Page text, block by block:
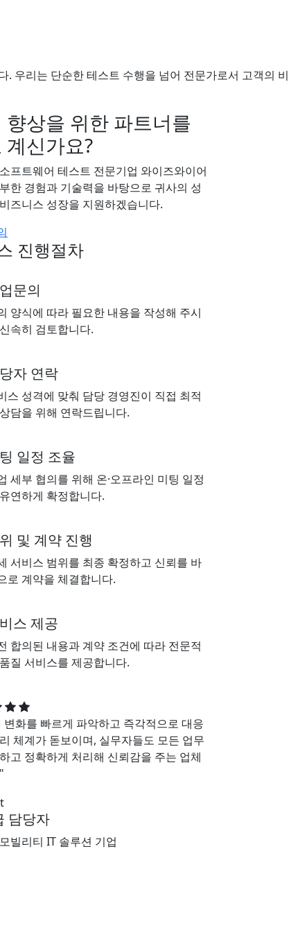
우리는 단순한 테스트 수행을 넘어 전문가로서 고객의 비
향상을 위한 파트너를
계신가요?
프트웨어 테스트 전문기업 와이즈와이어
한 경험과 기술력을 바탕으로 귀사의 성
즈니스 성장을 지원하겠습니다.
진행절차
문의
양식에 따라 필요한 내용을 작성해 주시
속히 검토합니다.
자 연락
스 성격에 맞춰 담당 경영진이 직접 최적
담을 위해 연락드립니다.
일정 조율
세부 협의를 위해 온·오프라인 미팅 일정
연하게 확정합니다.
및 계약 진행
서비스 범위를 최종 확정하고 신뢰를 바
로 계약을 체결합니다.
스 제공
합의된 내용과 계약 조건에 따라 전문적
질 서비스를 제공합니다.
변화를 빠르게 파악하고 즉각적으로 대응
체계가 돋보이며, 실무자들도 모든 업무
고 정확하게 처리해 신뢰감을 주는 업체
담당자
빌리티 IT 솔루션 기업